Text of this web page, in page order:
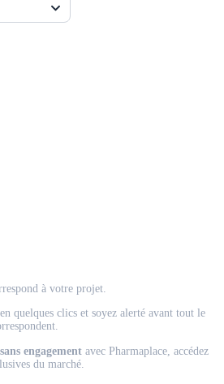
à votre projet.
quelques clics et soyez alerté avant tout le
engagementavec Pharmaplace, accédez
du marché.